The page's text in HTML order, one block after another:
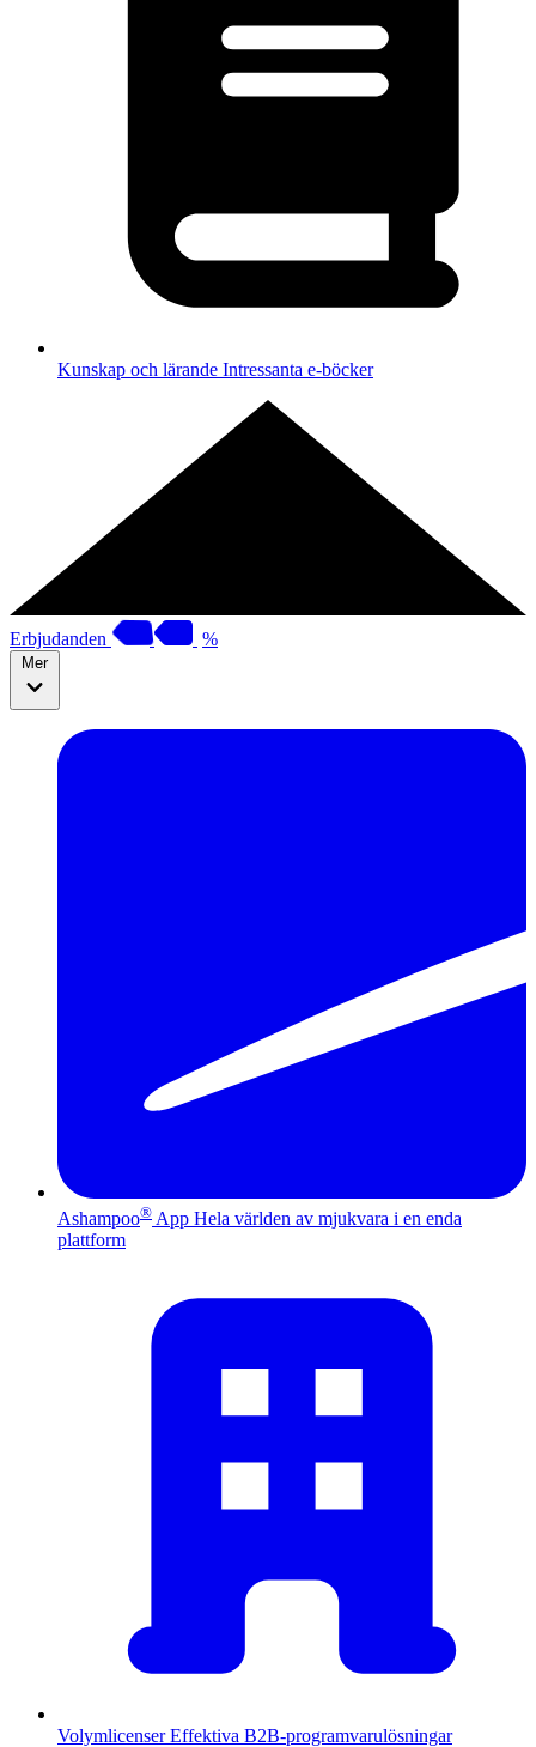
Kunskap och lärande Intressanta e-böcker
Erbjudanden %
Mer
Ashampoo® App Hela världen av mjukvara i en enda
plattform
Volymlicenser Effektiva B2B-programvarulösningar